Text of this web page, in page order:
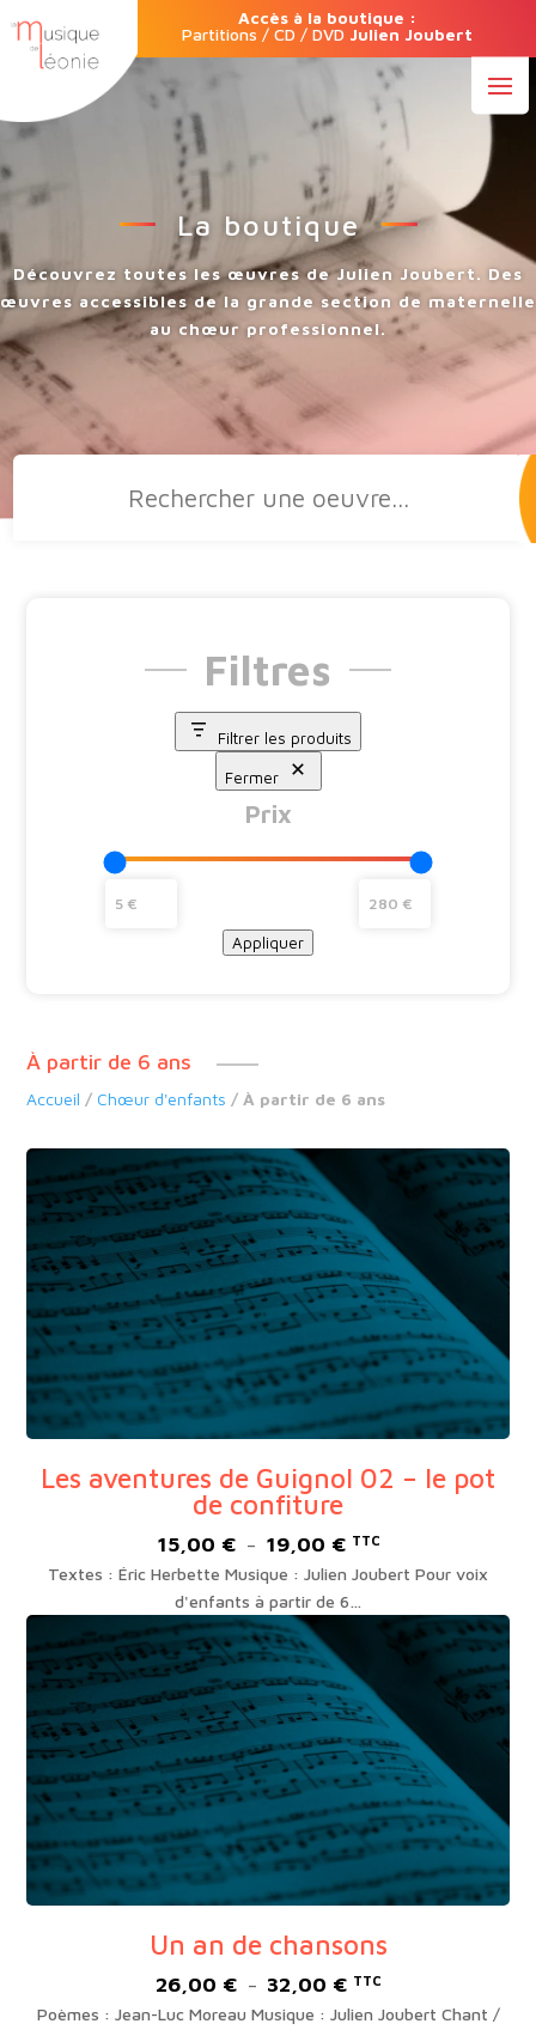
Accès à la boutique :
Partitions / CD / DVD Julien Joubert
La boutique
Découvrez toutes les œuvres de Julien Joubert. Des
œuvres accessibles de la grande section de maternelle
au chœur professionnel.
Recherche
À partir de 6 ans
Accueil / Chœur d'enfants / À partir de 6 ans
Les aventures de Guignol 02 – le pot
de confiture
15,00 € – 19,00 €Plage
de
prix :
15,00 €
19,00 €
TTC
Textes : Éric Herbette Musique : Julien Joubert Pour voix
d'enfants à partir de 6…
Un an de chansons
26,00 € – 32,00 €Plage
de
TTC
Poèmes : Jean-Luc Moreau Musique : Julien Joubert Chant /
Filtres
Filtrer les produits
Fermer
Prix
Appliquer